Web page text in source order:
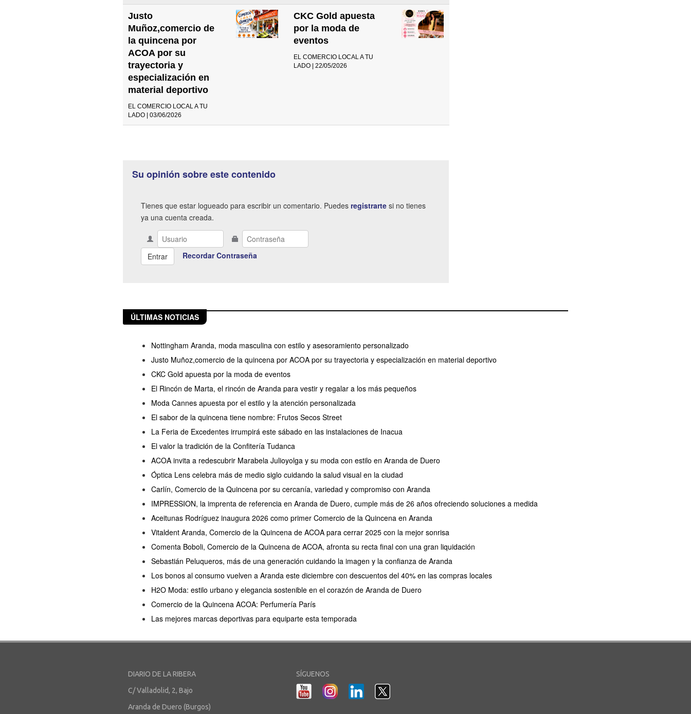
Justo
Muñoz,comercio de
la quincena por
ACOA por su
trayectoria y
especialización en
material deportivo
EL COMERCIO LOCAL A TU
LADO | 03/06/2026
CKC Gold apuesta
por la moda de
eventos
EL COMERCIO LOCAL A TU
LADO | 22/05/2026
Su opinión sobre este contenido
Tienes que estar logueado para escribir un comentario. Puedes registrarte si no tienes
ya una cuenta creada.
Recordar Contraseña
ÚLTIMAS NOTICIAS
Nottingham Aranda, moda masculina con estilo y asesoramiento personalizado
Justo Muñoz,comercio de la quincena por ACOA por su trayectoria y especialización en material deportivo
CKC Gold apuesta por la moda de eventos
El Rincón de Marta, el rincón de Aranda para vestir y regalar a los más pequeños
Moda Cannes apuesta por el estilo y la atención personalizada
El sabor de la quincena tiene nombre: Frutos Secos Street
La Feria de Excedentes irrumpirá este sábado en las instalaciones de Inacua
El valor la tradición de la Confitería Tudanca
ACOA invita a redescubrir Marabela Julioyolga y su moda con estilo en Aranda de Duero
Óptica Lens celebra más de medio siglo cuidando la salud visual en la ciudad
Carlín, Comercio de la Quincena por su cercanía, variedad y compromiso con Aranda
IMPRESSION, la imprenta de referencia en Aranda de Duero, cumple más de 26 años ofreciendo soluciones a medida
Aceitunas Rodríguez inaugura 2026 como primer Comercio de la Quincena en Aranda
Vitaldent Aranda, Comercio de la Quincena de ACOA para cerrar 2025 con la mejor sonrisa
Comenta Boboli, Comercio de la Quincena de ACOA, afronta su recta final con una gran liquidación
Sebastián Peluqueros, más de una generación cuidando la imagen y la confianza de Aranda
Los bonos al consumo vuelven a Aranda este diciembre con descuentos del 40% en las compras locales
H2O Moda: estilo urbano y elegancia sostenible en el corazón de Aranda de Duero
Comercio de la Quincena ACOA: Perfumería París
Las mejores marcas deportivas para equiparte esta temporada
DIARIO DE LA RIBERA
C/ Valladolid, 2, Bajo
Aranda de Duero (Burgos)
SÍGUENOS